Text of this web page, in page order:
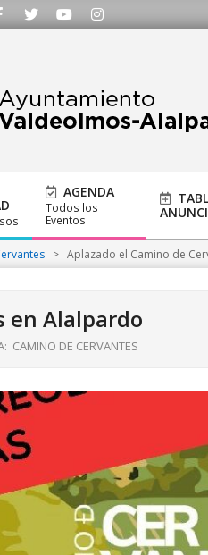
al 91 620 21 53 o escríbenos a
AGENDA
Todos los
Eventos
> Aplazado el Camino de
en Alalpardo
CAMINO DE CERVANTES